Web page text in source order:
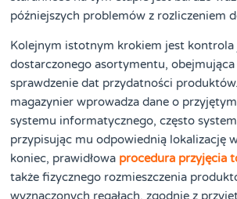
późniejszych problemów z rozliczeniem
Kolejnym istotnym krokiem jest kontrola
dostarczonego asortymentu, obejmująca
sprawdzenie dat przydatności
magazynier wprowadza dane o
systemu informatycznego, często
przypisując mu odpowiednią lokalizację
koniec, prawidłowa procedura przyjęcia
także fizycznego rozmieszczenia
wyznaczonych regałach, zgodnie z